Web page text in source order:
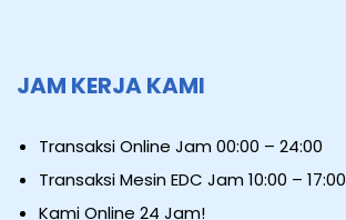
JAM KERJA KAMI
Transaksi Online Jam 00:00 – 24:00
Transaksi Mesin EDC Jam 10:00 – 17:00
Kami Online 24 Jam!